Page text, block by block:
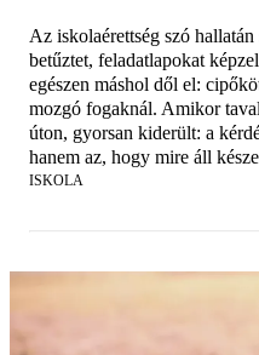
Az iskolaérettség szó
betűztet, feladatlapokat
egészen máshol dől el:
mozgó fogaknál. Amikor
úton, gyorsan kiderült: a
hanem az, hogy mire áll
ISKOLA